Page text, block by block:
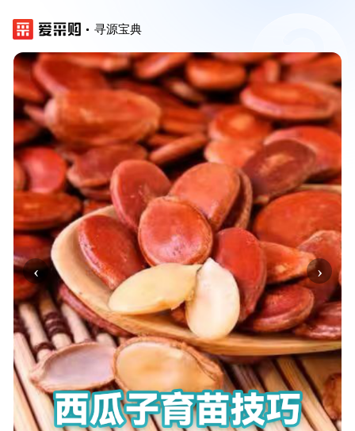
寻源宝典
‹ ›